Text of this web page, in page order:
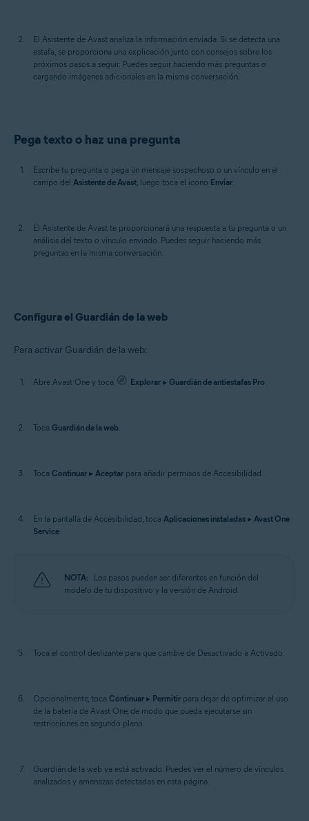
El Asistente de Avast analiza la información enviada. Si se detecta una
estafa, se proporciona una explicación junto con consejos sobre los
próximos pasos a seguir. Puedes seguir haciendo más preguntas o
cargando imágenes adicionales en la misma conversación.
Pega texto o haz una pregunta
Escribe tu pregunta o pega un mensaje sospechoso o un vínculo en el
campo del Asistente de Avast, luego toca el icono Enviar.
El Asistente de Avast te proporcionará una respuesta a tu pregunta o un
análisis del texto o vínculo enviado. Puedes seguir haciendo más
preguntas en la misma conversación.
Configura el Guardián de la web
Para activar Guardián de la web:
Abre Avast One y toca Explorar ▸ Guardián de antiestafas Pro.
Toca Guardián de la web.
Toca Continuar ▸ Aceptar para añadir permisos de Accesibilidad.
En la pantalla de Accesibilidad, toca Aplicaciones instaladas ▸ Avast One
Service.
NOTA:
Los pasos pueden ser diferentes en función del
modelo de tu dispositivo y la versión de Android.
Toca el control deslizante para que cambie de Desactivado a Activado.
Opcionalmente, toca Continuar ▸ Permitir para dejar de optimizar el uso
de la batería de Avast One, de modo que pueda ejecutarse sin
restricciones en segundo plano.
Guardián de la web ya está activado. Puedes ver el número de vínculos
analizados y amenazas detectadas en esta página.